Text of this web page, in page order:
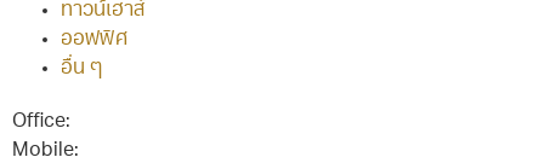
ทาวน์เฮาส์
ออฟฟิศ
อื่น ๆ
Office:
Mobile: